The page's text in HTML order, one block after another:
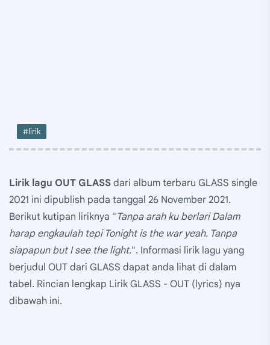
#lirik
Lirik lagu OUT GLASS dari album terbaru GLASS single
2021 ini dipublish pada tanggal 26 November 2021.
Berikut kutipan liriknya " Tanpa arah ku berlari Dalam
harap engkaulah tepi Tonight is the war yeah. Tanpa
siapapun but I see the light.". Informasi lirik lagu yang
berjudul OUT dari GLASS dapat anda lihat di dalam
tabel. Rincian lengkap Lirik GLASS - OUT (lyrics) nya
dibawah ini.